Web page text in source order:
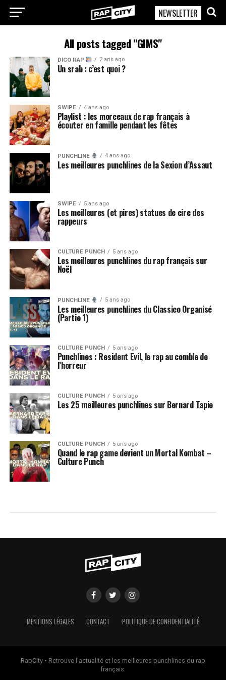
RapCity
NEWSLETTER
All posts tagged "GIMS"
DICO RAP 2 ans ago
Un srab : c’est quoi ?
SWIPE 4 ans ago
Playlist : les morceaux de rap français à
écouter en famille pendant les fêtes
PUNCHLINE 4 ans ago
Les meilleures punchlines de la Sexion d’Assaut
SWIPE 5 ans ago
Les meilleures (et pires) statues de cire des
rappeurs
CULTURE PUNCH 5 ans ago
Les meilleures punchlines du rap français sur
Noël
PUNCHLINE 5 ans ago
Les meilleures punchlines du Classico Organisé
(Partie 1)
CULTURE PUNCH 5 ans ago
Punchlines : Resident Evil, le rap au comble de
l’horreur
CULTURE PUNCH 5 ans ago
Les 25 meilleures punchlines sur Bernard Tapie
CULTURE PUNCH 5 ans ago
Quand le rap game devient un Mortal Kombat –
Culture Punch
MENTIONS LÉGALES CONTACT POLITIQUE DE CONFIDENTIALITÉ
RapCity • Retrouve l'actualité et les meilleures punchlines du rap
français.